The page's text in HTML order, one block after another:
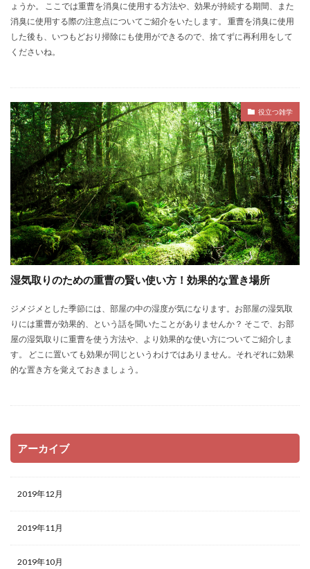
ょうか。 ここでは重曹を消臭に使用する方法や、効果が持続する期間、また
消臭に使用する際の注意点についてご紹介をいたします。 重曹を消臭に使用
した後も、いつもどおり掃除にも使用ができるので、捨てずに再利用をして
くださいね。
役立つ雑学
湿気取りのための重曹の賢い使い方！効果的な置き場所
ジメジメとした季節には、部屋の中の湿度が気になります。お部屋の湿気取
りには重曹が効果的、という話を聞いたことがありませんか？ そこで、お部
屋の湿気取りに重曹を使う方法や、より効果的な使い方についてご紹介しま
す。 どこに置いても効果が同じというわけではありません。それぞれに効果
的な置き方を覚えておきましょう。
アーカイブ
2019年12月
2019年11月
2019年10月